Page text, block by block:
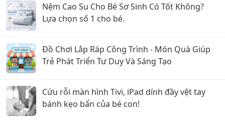
Nệm Cao Su Cho Bé Sơ Sinh Có Tốt Không?
Lựa chọn số 1 cho bé.
Đồ Chơi Lắp Ráp Công Trình - Món Quà Giúp
Trẻ Phát Triển Tư Duy Và Sáng Tạo
Cứu rỗi màn hình Tivi, iPad dính đầy vệt tay
bánh kẹo bẩn của bé con!